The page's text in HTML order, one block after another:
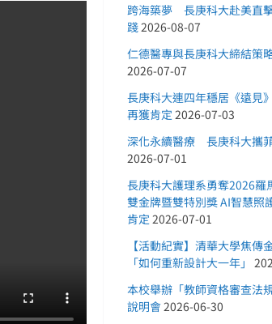
跨海築夢 長庚科大赴美直
踐2026-08-07
仁德醫專與長庚科大締結
2026-07-07
長庚科大連四年穩居《遠見
再獲肯定 2026-07-03
深化永續醫療 長庚科大攜
2026-07-01
長庚科大護理系勇奪2026羅
雙金牌暨雙特別獎 AI智慧照
肯定 2026-07-01
【活動紀實】清華大學焦傳
「如何重新設計大一年」
本校舉辦「教師資格審查法
說明會2026-06-30